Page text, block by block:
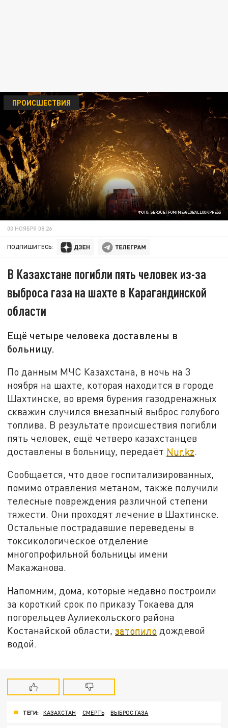
ФОТО: SERGUEI FOMINE/GLOBALLOOKPRESS
ПРОИСШЕСТВИЯ
03 НОЯБРЯ 08:26
ПОДПИШИТЕСЬ:
В Казахстане погибли пять человек из-за
выброса газа на шахте в Карагандинской
области
Ещё четыре человека доставлены в
больницу.
По данным МЧС Казахстана, в ночь на 3
ноября на шахте, которая находится в городе
Шахтинске, во время бурения газодренажных
скважин случился внезапный выброс голубого
топлива. В результате происшествия погибли
пять человек, ещё четверо казахстанцев
доставлены в больницу, передаёт Nur.kz.
Сообщается, что двое госпитализированных,
помимо отравления метаном, также получили
телесные повреждения различной степени
тяжести. Они проходят лечение в Шахтинске.
Остальные пострадавшие переведены в
токсикологическое отделение
многопрофильной больницы имени
Макажанова.
Напомним, дома, которые недавно построили
за короткий срок по приказу Токаева для
погорельцев Аулиекольского района
Костанайской области,затопило дождевой
водой.
ТЕГИ: КАЗАХСТАН СМЕРТЬ ВЫБРОС ГАЗА